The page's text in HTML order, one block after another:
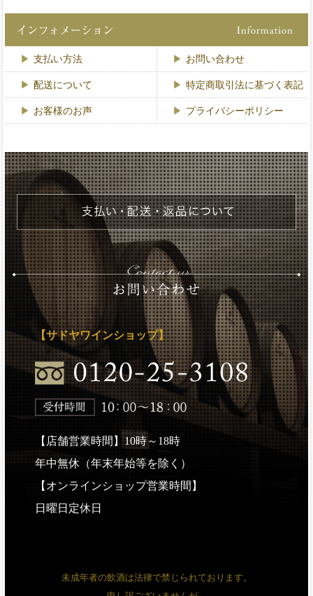
支払い方法 お問い合わせ
配送について 特定商取引法に基づく表記
お客様のお声 プライバシーポリシー
【サドヤワインショップ】
【店舗営業時間】10時～18時
年中無休（年末年始等を除く）
【オンラインショップ営業時間】
日曜日定休日
未成年者の飲酒は法律で禁じられております。